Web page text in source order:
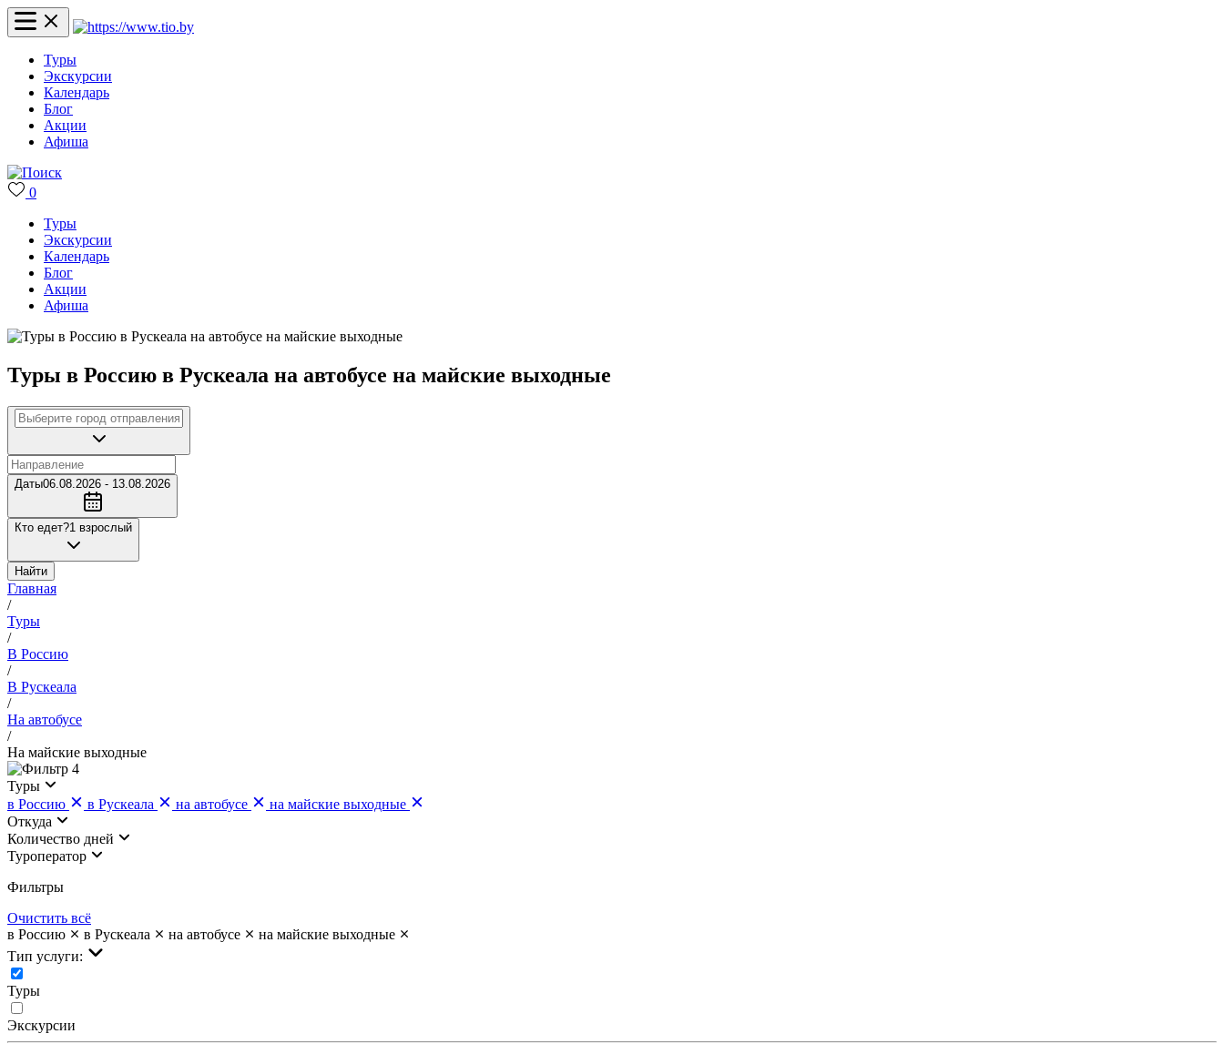
Туры
Экскурсии
Календарь
Блог
Акции
Афиша
0
Туры
Экскурсии
Календарь
Блог
Акции
Афиша
Туры в Россию в Рускеала на автобусе на майские выходные
Даты06.08.2026 - 13.08.2026
Кто едет?1 взрослый
Найти
Главная
/
Туры
/
В Россию
/
В Рускеала
/
На автобусе
/
На майские выходные
4
Туры
в Россию
в Рускеала на автобусе
на майские выходные
Откуда
Количество дней
Туроператор
Фильтры
Очистить всё
в Россию
в Рускеала на автобусе
на майские выходные
Тип услуги:
Туры
Экскурсии